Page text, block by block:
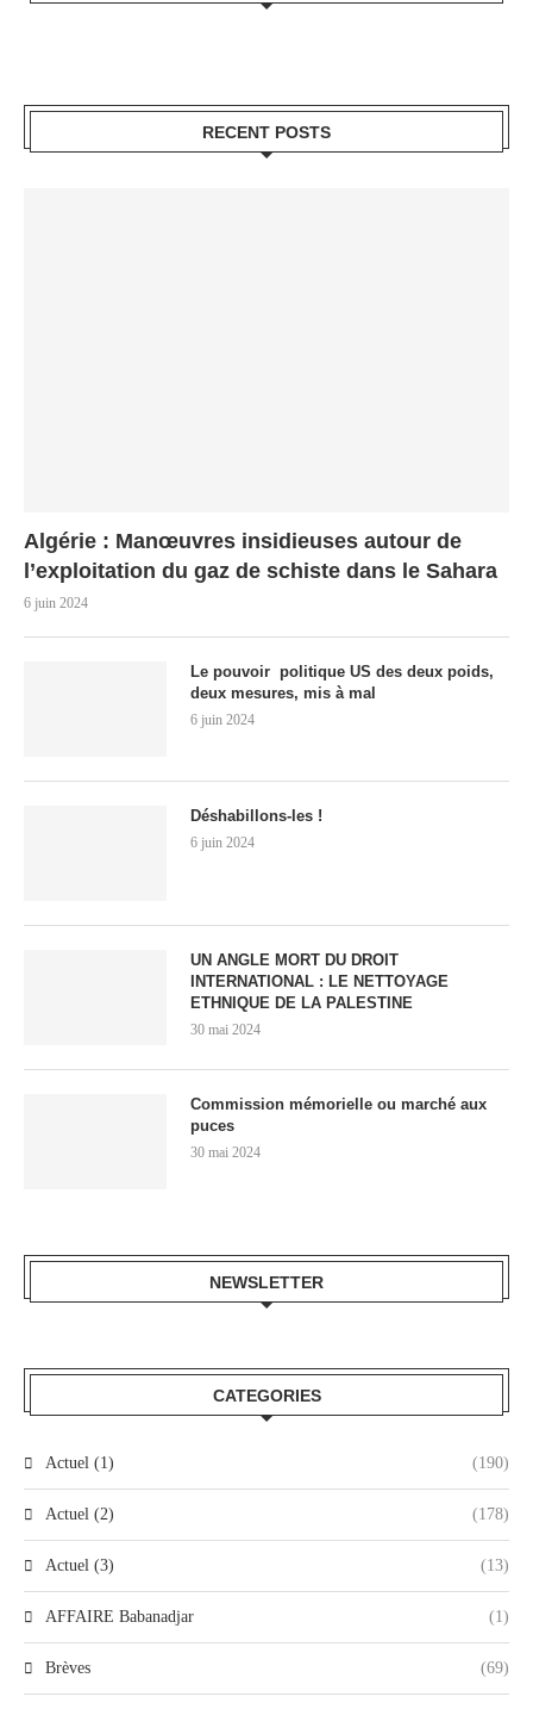
RECENT POSTS
Algérie : Manœuvres insidieuses autour de
l’exploitation du gaz de schiste dans le Sahara
6 juin 2024
Le pouvoir politique US des deux poids,
deux mesures, mis à mal
6 juin 2024
Déshabillons-les !
6 juin 2024
UN ANGLE MORT DU DROIT
INTERNATIONAL : LE NETTOYAGE
ETHNIQUE DE LA PALESTINE
30 mai 2024
Commission mémorielle ou marché aux
puces
30 mai 2024
NEWSLETTER
CATEGORIES
Actuel (1) (190)
Actuel (2) (178)
Actuel (3) (13)
AFFAIRE Babanadjar (1)
Brèves (69)